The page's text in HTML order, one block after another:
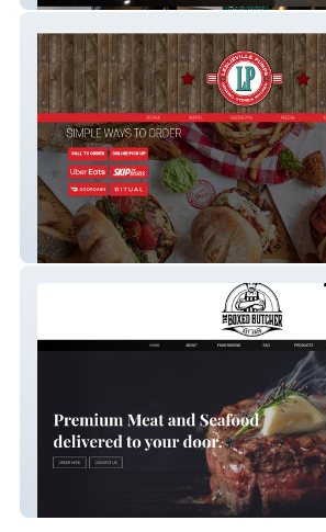
Leslieville Pumps
The Boxed Butcher